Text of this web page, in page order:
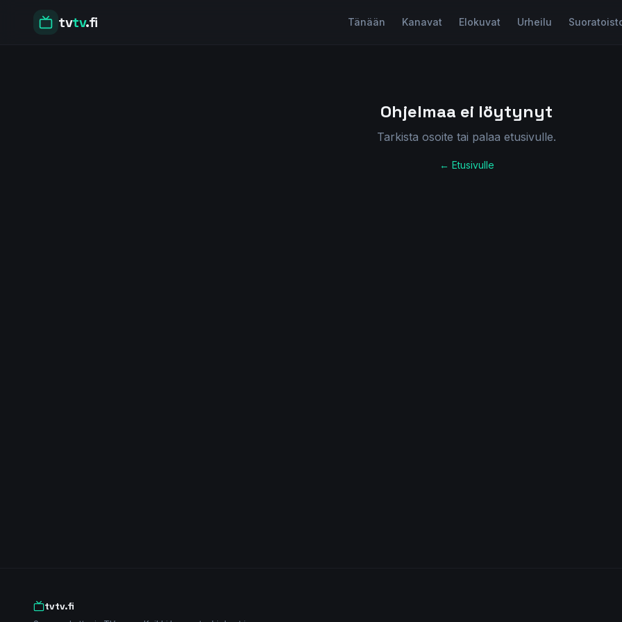
tvtv.fi Tänään Kanavat Elokuvat Urheilu
Ohjelmaa ei löytynyt
Tarkista osoite tai palaa etusivulle.
← Etusivulle
tvtv.fi